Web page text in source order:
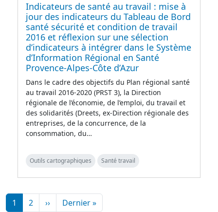
Indicateurs de santé au travail : mise à
jour des indicateurs du Tableau de Bord
santé sécurité et condition de travail
2016 et réflexion sur une sélection
d’indicateurs à intégrer dans le Système
d’Information Régional en Santé
Provence-Alpes-Côte d’Azur
Dans le cadre des objectifs du Plan régional santé
au travail 2016-2020 (PRST 3), la Direction
régionale de l’économie, de l’emploi, du travail et
des solidarités (Dreets, ex-Direction régionale des
entreprises, de la concurrence, de la
consommation, du…
Outils cartographiques Santé travail
Pagination
1 2 ››Page suivante
Dernier »Dernière page